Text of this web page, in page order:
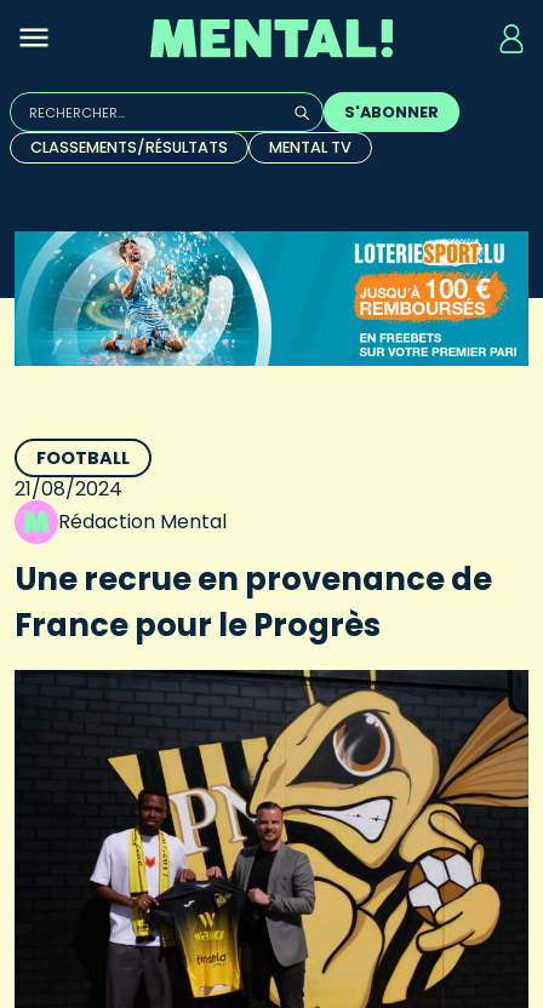
Rechercher :
Quand les résultats de l'auto-complétion sont
S'ABONNER
CLASSEMENTS/RÉSULTATS
MENTAL TV
FOOTBALL
21/08/2024
Rédaction Mental
Une recrue en provenance de
France pour le Progrès